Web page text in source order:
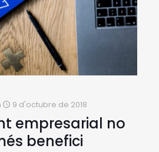
9 d'octubre de 2018
empresarial no
benefici